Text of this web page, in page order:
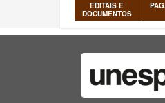
EDITAIS E
DOCUMENTOS